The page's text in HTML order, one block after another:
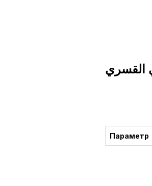
القسري
Параметр